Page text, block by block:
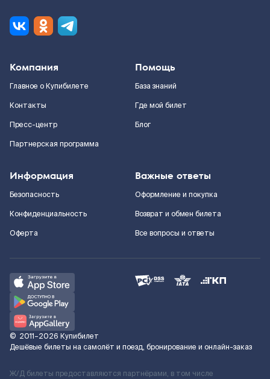
Компания
Главное о Купибилете
Контакты
Пресс-центр
Партнерская программа
Помощь
База знаний
Где мой билет
Блог
Информация
Безопасность
Конфиденциальность
Оферта
Важные ответы
Оформление и покупка
Возврат и обмен билета
Все вопросы и ответы
© 2011–2026 Купибилет
Дешёвые билеты на самолёт и поезд, бронирование и онлайн-заказ
Ж/Д билеты предоставляются партнёрами, в том числе